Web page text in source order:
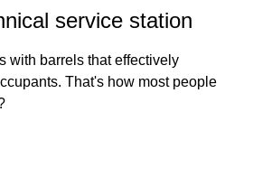
service station
with barrels that effectively
That's how most people